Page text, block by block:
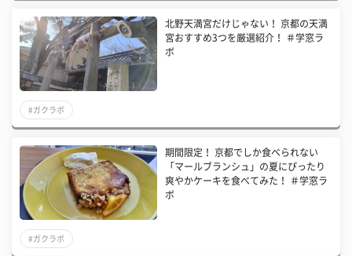
北野天満宮だけじゃない！ 京都の天満
宮おすすめ3つを厳選紹介！ ＃学窓ラ
ボ
#ガクラボ
期間限定！ 京都でしか食べられない
「マールブランシュ」の夏にぴったり
爽やかケーキを食べてみた！ ＃学窓ラ
ボ
#ガクラボ